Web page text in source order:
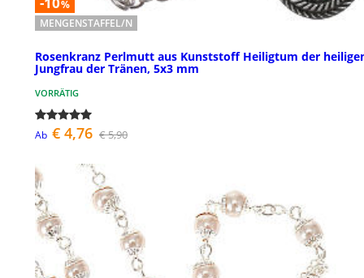
%
MENGENSTAFFEL/N
Rosenkranz Perlmutt aus Kunststoff Heiligtum der
Jungfrau der Tränen, 5x3 mm
VORRÄTIG
Ab € 4,76 € 5,90